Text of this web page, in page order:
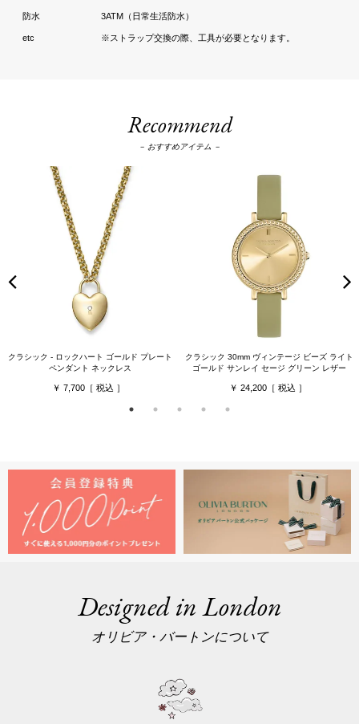
3ATM（日常生活防水）
※ストラップ交換の際、工具が必要となります。
Recommend
－ おすすめアイテム －
クラシック - ロックハート ゴールド プレート
ペンダント ネックレス
7,700
クラシック 30mm ヴィンテージ ビーズ ライト
ゴールド サンレイ セージ グリーン レザー
24,200
Designed in London
オリビア・バートンについて